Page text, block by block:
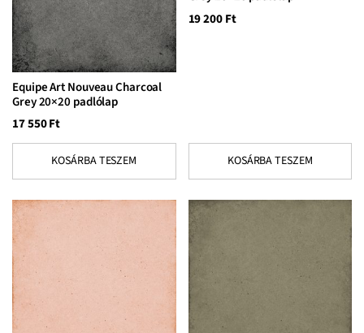
Equipe Art Nouveau Charcoal
Grey 20×20 padlólap
17 550Ft
KOSÁRBA TESZEM
19 200Ft
KOSÁRBA TESZEM